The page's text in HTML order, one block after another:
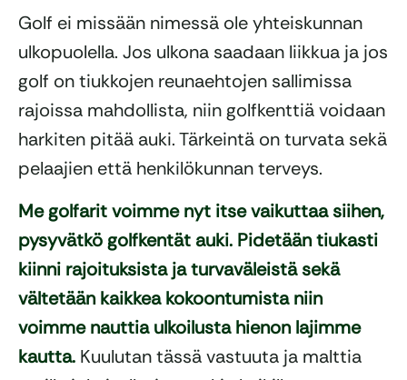
Golf ei missään nimessä ole yhteiskunnan
ulkopuolella. Jos ulkona saadaan liikkua ja jos
golf on tiukkojen reunaehtojen sallimissa
rajoissa mahdollista, niin golfkenttiä voidaan
harkiten pitää auki. Tärkeintä on turvata sekä
pelaajien että henkilökunnan terveys.
Me golfarit voimme nyt itse vaikuttaa siihen,
pysyvätkö golfkentät auki. Pidetään tiukasti
kiinni rajoituksista ja turvaväleistä sekä
vältetään kaikkea kokoontumista niin
voimme nauttia ulkoilusta hienon lajimme
kautta. Kuulutan tässä vastuuta ja malttia